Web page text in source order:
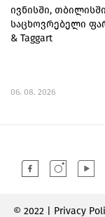
ივნისში,
საცხოვრებელი
& Taggart
06. 08. 2026
© 2022 | Privacy